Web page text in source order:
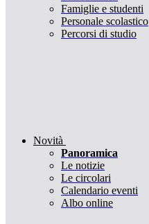
Famiglie e studenti
Personale scolastico
Percorsi di studio
Novità
Panoramica
Le notizie
Le circolari
Calendario eventi
Albo online